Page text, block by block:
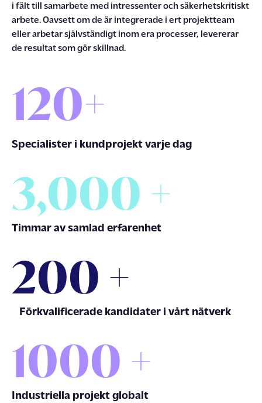
i fält till samarbete med intressenter och säkerhetskritiskt
arbete.Oavsett om de är integrerade i ert projektteam
eller arbetar självständigt inomera processer, levererar
de resultat som gör skillnad.
Specialister i kundprojekt varje dag
120+
Timmar av samlad erfarenhet
3,000 +
Förkvalificerade kandidater i vårt nätverk
200 +
Industriella projekt globalt
1000 +